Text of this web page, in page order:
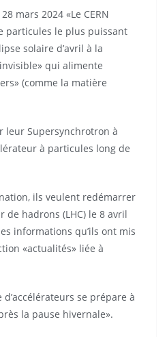
mars 2024 «Le CERN
particules le plus puissant
solaire d’avril à la
qui alimente
(comme la matière
leur Supersynchrotron à
à particules long de
ils veulent redémarrer
hadrons (LHC) le 8 avril
informations qu’ils ont mis
«actualités» liée à
se prépare à
la pause hivernale».